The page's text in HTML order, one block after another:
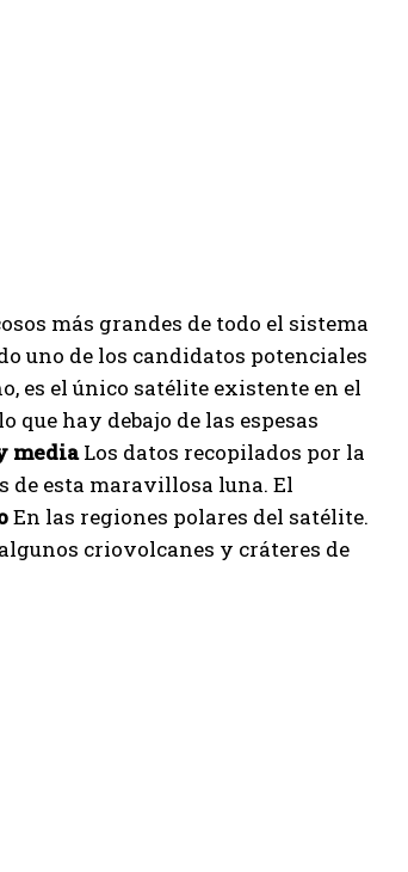
más grandes de todo el sistema
uno de los candidatos potenciales
es el único satélite existente en el
hay debajo de las espesas
mediaLos datos recopilados por la
de esta maravillosa luna. El
En las regiones polares del satélite.
criovolcanes y cráteres de